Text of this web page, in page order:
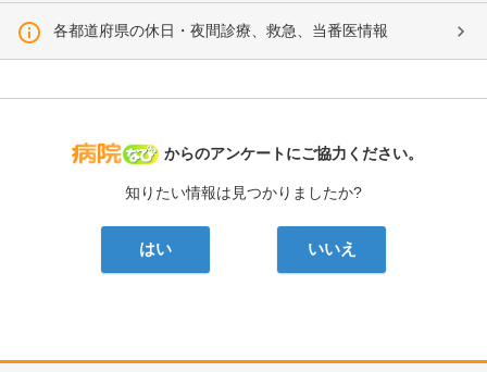
各都道府県の休日・夜間診療、救急、当番医情報
病院なび
からのアンケートにご協力ください。
知りたい情報は見つかりましたか?
はい いいえ